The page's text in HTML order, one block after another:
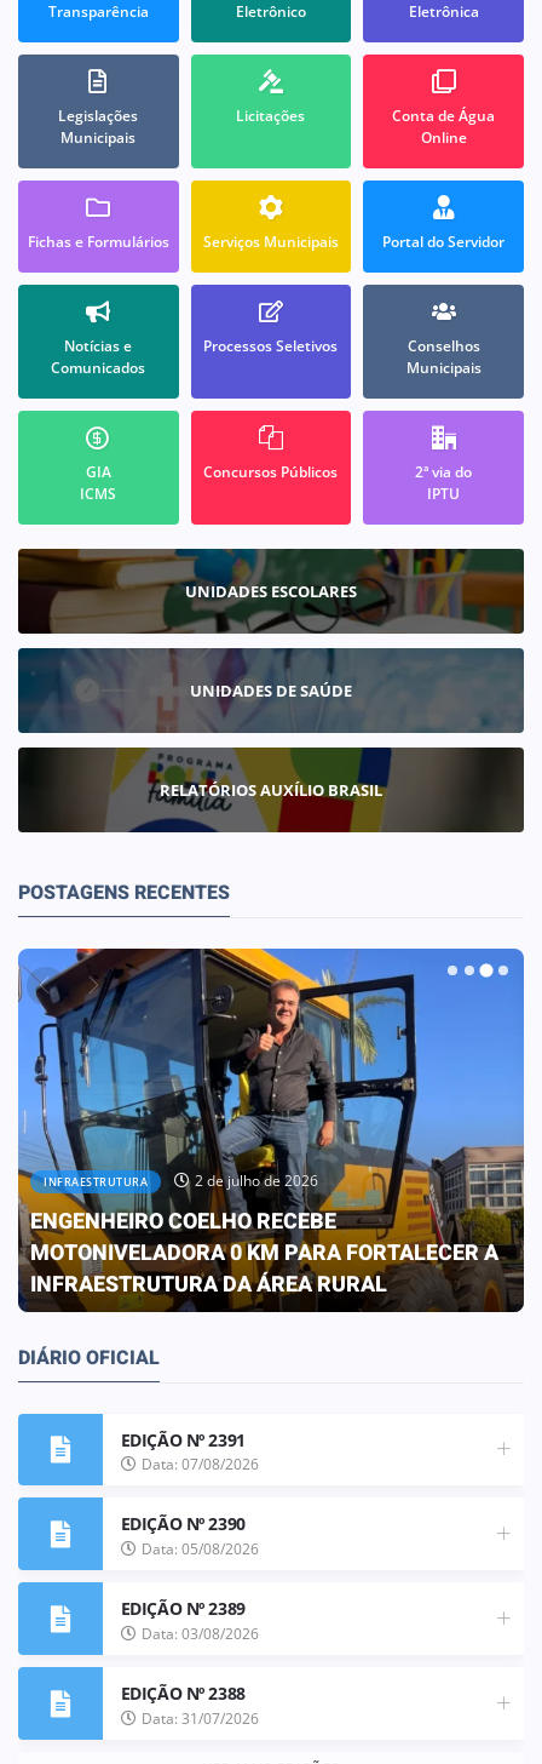
Transparência Eletrônico Eletrônica
Legislações
Municipais
Licitações
Conta de Água
Online
Fichas e Formulários Serviços Municipais Portal do Servidor
Notícias e
Comunicados
Processos Seletivos
Conselhos
Municipais
GIA
ICMS
Concursos Públicos
2ª via do
IPTU
UNIDADES ESCOLARES
UNIDADES DE SAÚDE
RELATÓRIOS AUXÍLIO BRASIL
POSTAGENS RECENTES
OBRAS 30 de junho de 2026
PREFEITURA CONCLUI OBRA QUE
TRANSFORMA A REALIDADE DA ESCOLA ELIZA
FRANCO DE OLIVEIRA
DIÁRIO OFICIAL
EDIÇÃO Nº 2391
Data: 07/08/2026
EDIÇÃO Nº 2390
Data: 05/08/2026
EDIÇÃO Nº 2389
Data: 03/08/2026
EDIÇÃO Nº 2388
Data: 31/07/2026